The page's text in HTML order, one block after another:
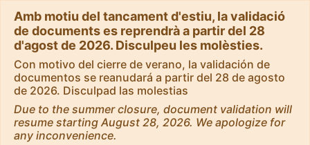
Amb motiu del tancament d'estiu, la validació
de documents es reprendrà a partir del 28
d'agost de 2026. Disculpeu les molèsties.
Con motivo del cierre de verano, la validación de
documentos se reanudará a partir del 28 de agosto
de 2026. Disculpad las molestias
Due to the summer closure, document validation will
resume starting August 28, 2026. We apologize for
any inconvenience.